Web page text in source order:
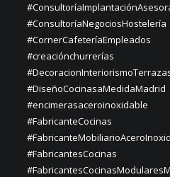
#ConsultoríaNegociosHostelería
#CornerCafeteríaEmpleados
#creaciónchurrerías
#DiseñoCocinasaMedidaMadrid
#encimerasaceroinoxidable
#FabricanteCocinas
#FabricantesCocinas